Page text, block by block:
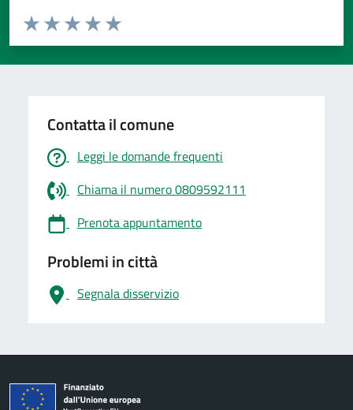
Valuta da 1 a 5 stelle la pagina
Valuta 5 stelle su 5
Valuta 4 stelle su 5
Valuta 3 stelle su 5
Valuta 2 stelle su 5
Valuta 1 stelle su 5
Contatta il comune
Leggi le domande frequenti
Chiama il numero 0809592111
Prenota appuntamento
Problemi in città
Segnala disservizio
logo Unione Europea